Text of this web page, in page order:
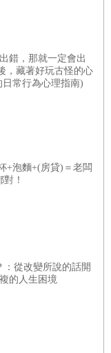
納迪婭˙柯曼妮
發出滿分十分。這
這一切，全仰賴
只想像的錦囊，然
掏出反覆練習多年
不過你在奧運打的
。每個項目只有一
狀態。十分鐘前有
錯，那就一定會出
，藏著好玩古怪的心
常行為心理指南)
+泡麵+(房貸)＝老闆
！
從改變所說的話開
的人生困境